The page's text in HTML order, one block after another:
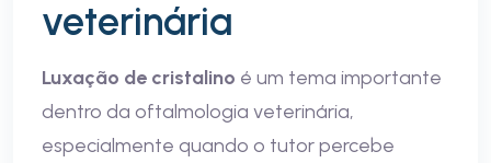
veterinária
Luxação de cristalino é um tema importante
dentro da oftalmologia veterinária,
especialmente quando o tutor percebe